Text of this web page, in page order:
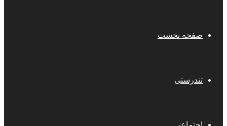
صفحه نخست
تندرستی